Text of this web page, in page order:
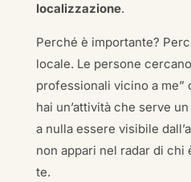
localizzazione.
Perché è importante?
locale. Le persone
professionali vicino a
hai un’attività che serve
a nulla essere visibile
non appari nel radar di
te.